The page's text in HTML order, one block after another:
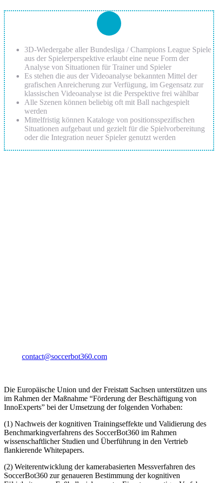
3D-Wiedergabe aller Bundesliga / Champions League Spiele
aus der Spielerperspektive erlaubt eine neue Form der
Analyse von Situationen für Trainer und Spieler
Es stehen die aus der Videoanalyse bekannten Mittel der
grafischen Anreicherung zur Verfügung, im Gegensatz zur
klassischen Videoanalyse ist die Perspektive frei wählbar
Alle Szenen können beliebig oft mit Ball nachgespielt
werden
Mittelfristig können Kataloge von positionsspezifischen
Situationen aufgebaut und gezielt für die Spielvorbereitung
oder die Integration neuer Spieler genutzt werden
contact@soccerbot360.com
Die Europäische Union und der Freistatt Sachsen unterstützen uns
im Rahmen der Maßnahme “Förderung der Beschäftigung von
InnoExperts” bei der Umsetzung der folgenden Vorhaben:
(1) Nachweis der kognitiven Trainingseffekte und Validierung des
Benchmarkingverfahrens des SoccerBot360 im Rahmen
wissenschaftlicher Studien und Überführung in den Vertrieb
flankierende Whitepapers.
(2) Weiterentwicklung der kamerabasierten Messverfahren des
SoccerBot360 zur genaueren Bestimmung der kognitiven